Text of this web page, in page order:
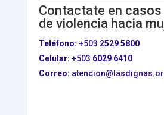
Contactate en
de violencia hacia
Teléfono: +503 2529 5800
Celular: +503 6029 6410
Correo: